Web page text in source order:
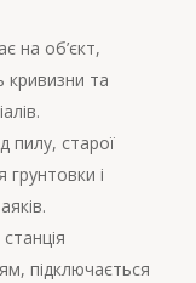
на об’єкт,
кривизни та
пилу, старої
і
підключається